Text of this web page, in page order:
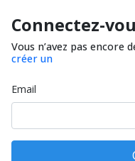
Connectez-
Vous n’avez pas encore
créer un
Email